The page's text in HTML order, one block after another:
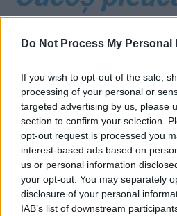
Do Not Process My Personal
If you wish to opt-out of the sale,
processing of your personal or
targeted advertising by us, please
section to confirm your selection.
opt-out request is processed you
interest-based ads based on
us or personal information
your opt-out. You may separately
disclosure of your personal
IAB’s list of downstream
Jandarmerie
571 de zile
august
*
Micula a
„rechinilor”